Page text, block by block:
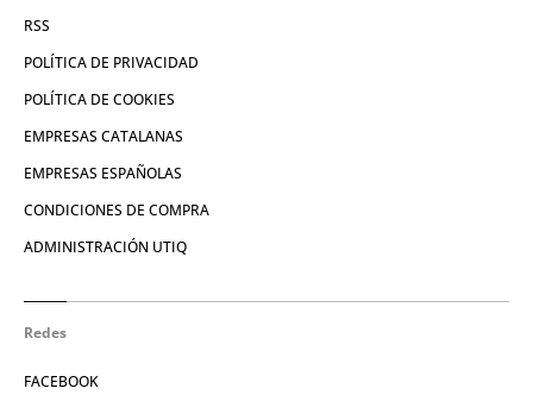
RSS
POLÍTICA DE PRIVACIDAD
POLÍTICA DE COOKIES
EMPRESAS CATALANAS
EMPRESAS ESPAÑOLAS
CONDICIONES DE COMPRA
ADMINISTRACIÓN UTIQ
Redes
FACEBOOK